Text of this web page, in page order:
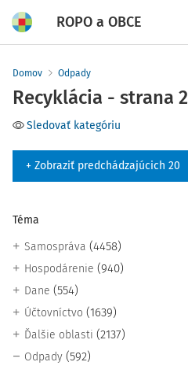
ROPO a OBCE
Domov Odpady
Recyklácia - strana 2
Sledovať kategóriu
+ Zobraziť predchádzajúcich 20
Téma
Samospráva (4458)
Hospodárenie (940)
Dane (554)
Účtovníctvo (1639)
Ďalšie oblasti (2137)
Odpady (592)